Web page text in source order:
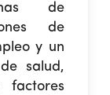
de
de
y un
salud,
factores